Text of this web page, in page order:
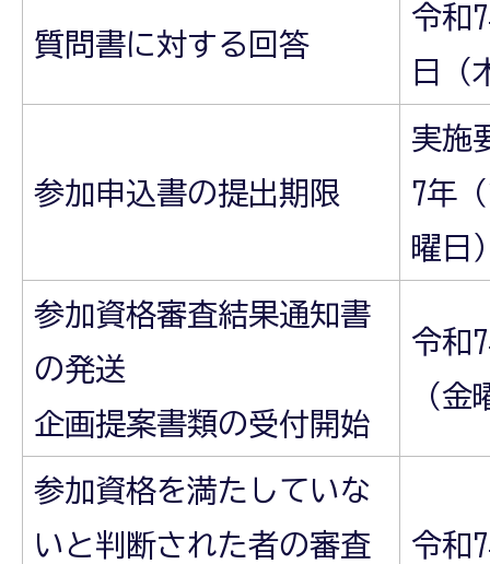
質問書に対する回答
令和
日（
参加申込書の提出期限
実施
7年
曜日
参加資格審査結果通知書
の発送
企画提案書類の受付開始
令和
（金
参加資格を満たしていな
いと判断された者の審査
令和